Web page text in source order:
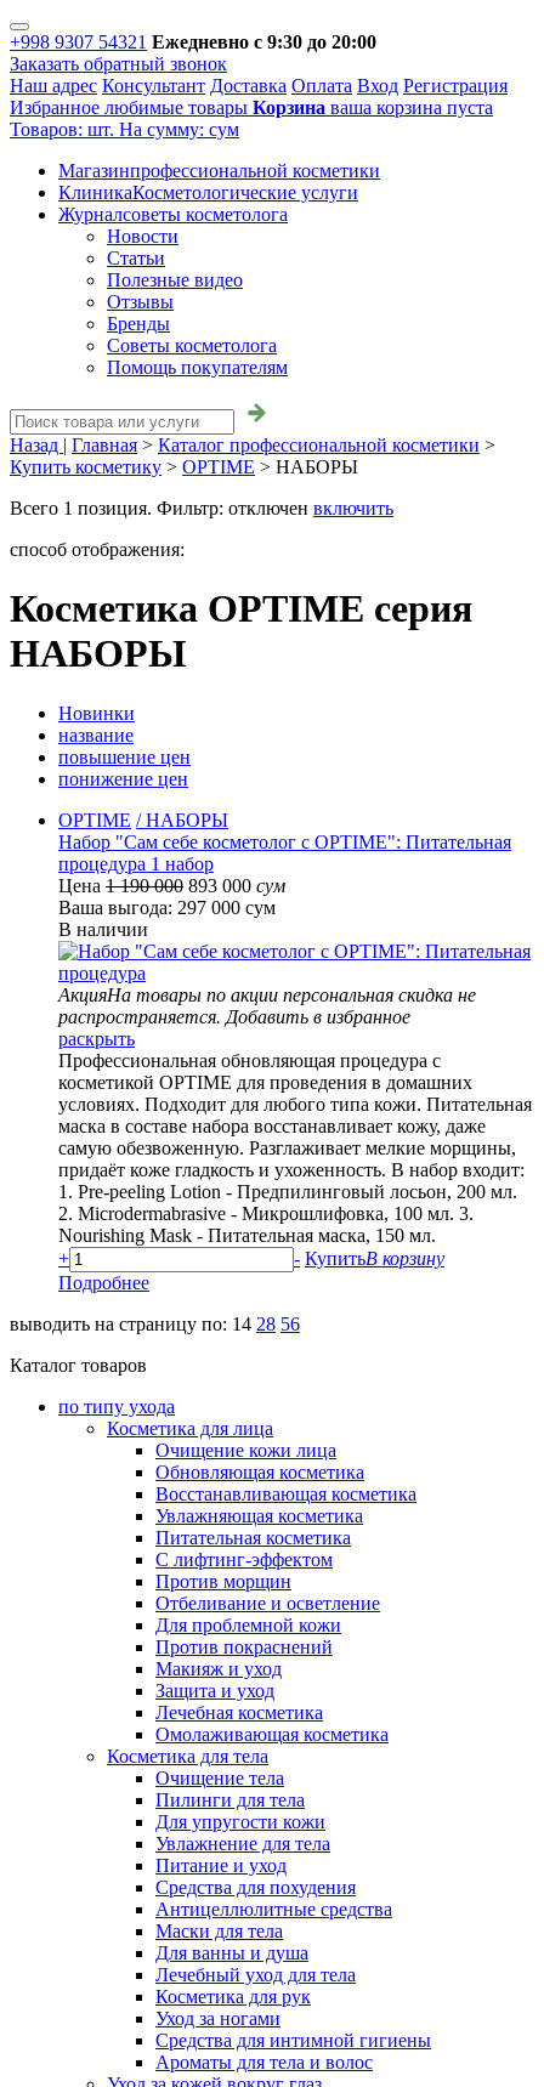
+998 9307 54321 Ежедневно с 9:30 до 20:00
Заказать обратный звонок
Наш адрес Консультант Доставка Оплата Вход Регистрация
Избранное любимые товары Корзина ваша корзина пуста
Товаров: шт. На сумму: сум
Магазинпрофессиональной косметики
КлиникаКосметологические услуги
Журналсоветы косметолога
Новости
Статьи
Полезные видео
Отзывы
Бренды
Советы косметолога
Помощь покупателям
Назад | Главная > Каталог профессиональной косметики >
Купить косметику > OPTIME > НАБОРЫ
Всего 1 позиция. Фильтр: отключен включить
способ отображения:
Косметика OPTIME серия
НАБОРЫ
Новинки
название
повышение цен
понижение цен
OPTIME / НАБОРЫ
Набор "Сам себе косметолог с OPTIME": Питательная
процедура 1 набор
Цена 1 190 000 893 000 сум
Ваша выгода: 297 000 сум
В наличии
АкцияНа товары по акции персональная скидка не
распространяется. Добавить в избранное
раскрыть
Профессиональная обновляющая процедура с
косметикой OPTIME для проведения в домашних
условиях. Подходит для любого типа кожи. Питательная
маска в составе набора восстанавливает кожу, даже
самую обезвоженную. Разглаживает мелкие морщины,
придаёт коже гладкость и ухоженность. В набор входит:
1. Pre-peeling Lotion - Предпилинговый лосьон, 200 мл.
2. Microdermabrasive - Микрошлифовка, 100 мл. 3.
Nourishing Mask - Питательная маска, 150 мл.
+
- КупитьВ корзину
Подробнее
выводить на страницу по: 14 28 56
Каталог товаров
по типу ухода
Косметика для лица
Очищение кожи лица
Обновляющая косметика
Восстанавливающая косметика
Увлажняющая косметика
Питательная косметика
С лифтинг-эффектом
Против морщин
Отбеливание и осветление
Для проблемной кожи
Против покраснений
Макияж и уход
Защита и уход
Лечебная косметика
Омолаживающая косметика
Косметика для тела
Очищение тела
Пилинги для тела
Для упругости кожи
Увлажнение для тела
Питание и уход
Средства для похудения
Антицеллюлитные средства
Маски для тела
Для ванны и душа
Лечебный уход для тела
Косметика для рук
Уход за ногами
Средства для интимной гигиены
Ароматы для тела и волос